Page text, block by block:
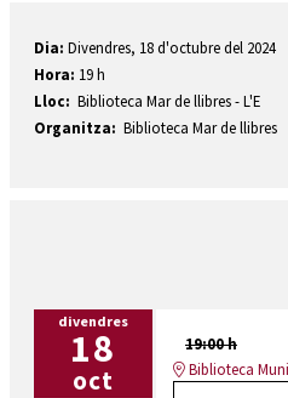
Dia: Divendres, 18 d'octubre del 2024
Hora: 19 h
Lloc: Biblioteca Mar de llibres​ - L'E
Organitza: Biblioteca Mar de llibres​
divendres
18
oct
19:00 h
Biblioteca